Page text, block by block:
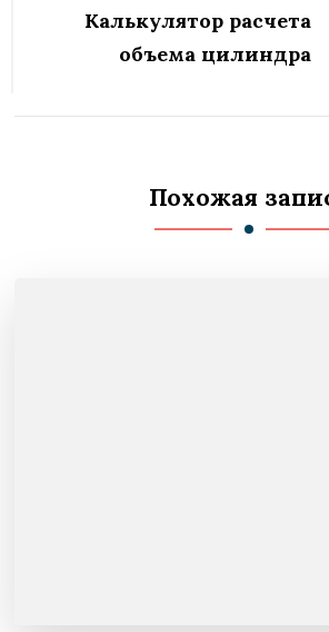
Калькулятор расчета
объема цилиндра
Похожая